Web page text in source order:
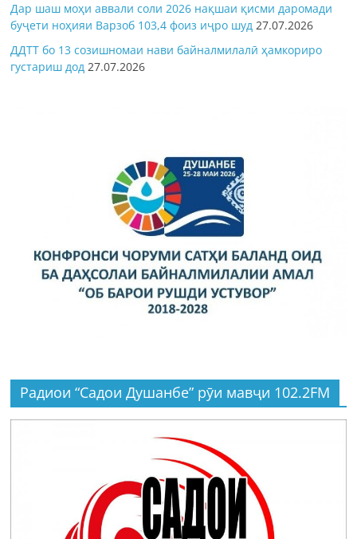
Дар шаш моҳи аввали соли 2026 нақшаи қисми даромади
буҷети ноҳияи Варзоб 103,4 фоиз иҷро шуд 27.07.2026
ДДТТ бо 13 созишномаи нави байналмилалӣ ҳамкориро
густариш дод 27.07.2026
Радиои “Садои Душанбе” рӯи мавҷи 102.2FM